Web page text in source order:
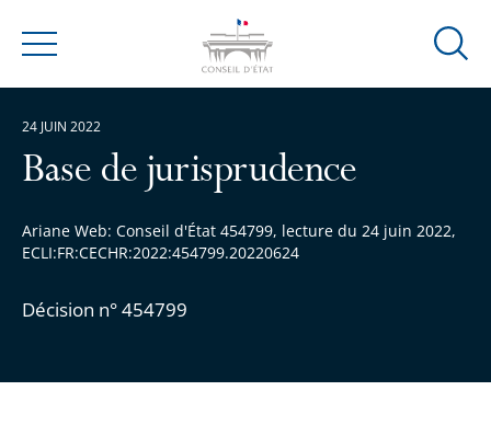
Menu
Ouvrir
Base de jurisprudence
Ariane Web: Conseil d'État 454799, lecture du 24 juin 2022,
ECLI:FR:CECHR:2022:454799.20220624
Décision n° 454799
24 JUIN 2022